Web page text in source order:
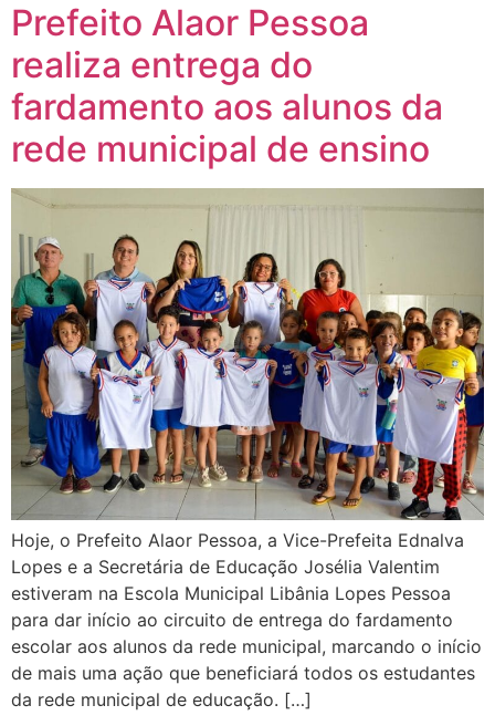
Prefeito Alaor Pessoa
realiza entrega do
fardamento aos alunos da
rede municipal de ensino
Hoje, o Prefeito Alaor Pessoa, a Vice-Prefeita Ednalva
Lopes e a Secretária de Educação Josélia Valentim
estiveram na Escola Municipal Libânia Lopes Pessoa
para dar início ao circuito de entrega do fardamento
escolar aos alunos da rede municipal, marcando o início
de mais uma ação que beneficiará todos os estudantes
da rede municipal de educação. […]